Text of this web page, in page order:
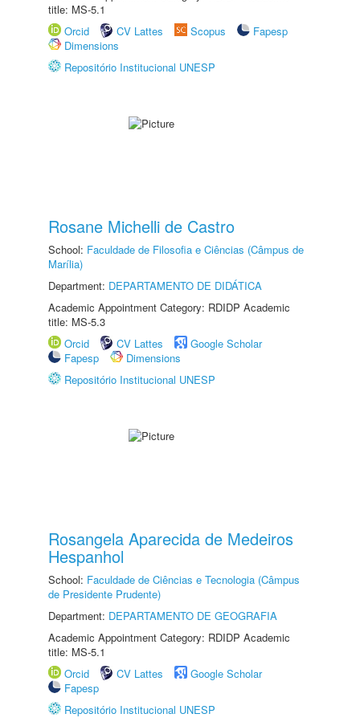
title: MS-5.1
Orcid
CV Lattes Scopus
Fapesp
Dimensions
Repositório Institucional UNESP
Rosane Michelli de Castro
School: Faculdade de Filosofia e Ciências (Câmpus de
Marília)
Department: DEPARTAMENTO DE DIDÁTICA
Academic Appointment Category: RDIDP Academic
title: MS-5.3
Orcid
CV Lattes
Google Scholar
Fapesp
Dimensions
Repositório Institucional UNESP
Rosangela Aparecida de Medeiros
Hespanhol
School: Faculdade de Ciências e Tecnologia (Câmpus
de Presidente Prudente)
Department: DEPARTAMENTO DE GEOGRAFIA
Academic Appointment Category: RDIDP Academic
title: MS-5.1
Orcid
CV Lattes
Google Scholar
Fapesp
Repositório Institucional UNESP